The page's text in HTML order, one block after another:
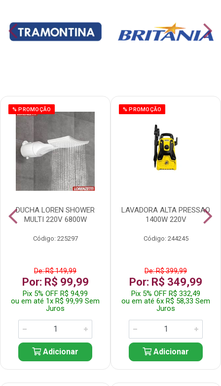
% PROMOÇÃO
DUCHA LOREN SHOWER
MULTI 220V 6800W
Código: 225297
De: R$ 149,99
Por: R$ 99,99
Pix 5% OFF R$ 94,99
ou em até 1x R$ 99,99 Sem
Juros
Adicionar
% PROMOÇÃO
LAVADORA ALTA PRESSAO
1400W 220V
Código: 244245
De: R$ 399,99
Por: R$ 349,99
Pix 5% OFF R$ 332,49
ou em até 6x R$ 58,33 Sem
Juros
Adicionar